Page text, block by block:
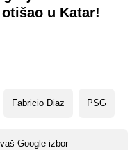
u Katar!
Fabricio Diaz PSG
Google izbor